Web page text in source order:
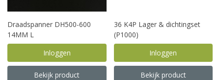
Draadspanner DH500-600
14MM L
Inloggen
Bekijk product
36 K4P Lager & dichtingset
(P1000)
Inloggen
Bekijk product